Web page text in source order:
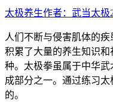
太极养生作者： 武当太极
人们不断与侵害肌体的
积累了大量的养生知识
种。太极拳虽属于中华
成部分之一。通过练习
的。